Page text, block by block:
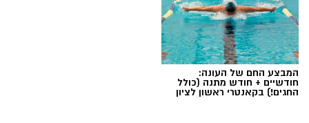
המבצע החם של העונה:
חודשיים + חודש מתנה (כולל
החגים!) בקאנטרי ראשון לציון